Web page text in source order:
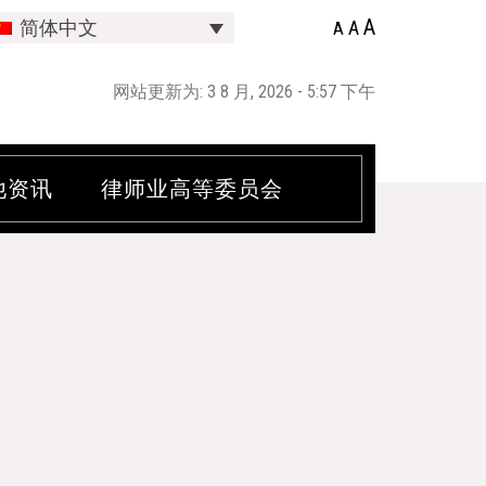
简体中文 A AA
网站更新为: 3 8 月, 2026 - 5:57 下午
资讯 律师业高等委员会